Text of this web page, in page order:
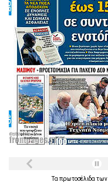
Τα πρωτοσέλιδα των